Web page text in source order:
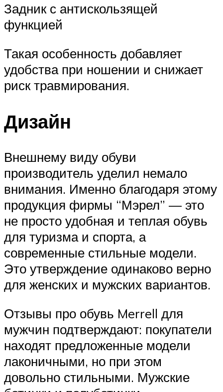
Задник с антискользящей
функцией
Такая особенность добавляет
удобства при ношении и снижает
риск травмирования.
Дизайн
Внешнему виду обуви
производитель уделил немало
внимания. Именно благодаря этому
продукция фирмы “Мэрел” — это
не просто удобная и теплая обувь
для туризма и спорта, а
современные стильные модели.
Это утверждение одинаково верно
для женских и мужских вариантов.
Отзывы про обувь Merrell для
мужчин подтверждают: покупатели
находят предложенные модели
лаконичными, но при этом
довольно стильными. Мужские